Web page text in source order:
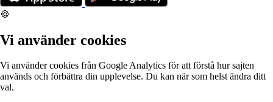
🍪
Vi använder cookies
Vi använder cookies från Google Analytics för att förstå hur sajten
används och förbättra din upplevelse. Du kan när som helst ändra ditt
val.